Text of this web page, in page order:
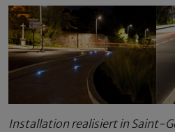
Installation realisiert in Saint-